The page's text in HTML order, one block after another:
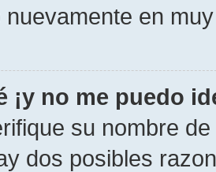
nuevamente en
¡y no me puedo
su nombre
dos posibles